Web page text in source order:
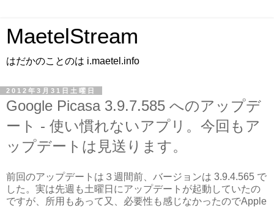
MaetelStream
はだかのことのは i.maetel.info
2012年3月31日土曜日
Google Picasa 3.9.7.585 へのアップデ
ート - 使い慣れないアプリ。今回もア
ップデートは見送ります。
前回のアップデートは３週間前、バージョンは 3.9.4.565 で
した。実は先週も土曜日にアップデートが起動していたの
ですが、所用もあって又、必要性も感じなかったのでApple